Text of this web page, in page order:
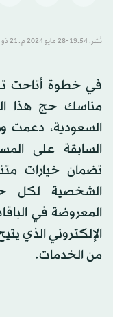
نُشر: 19:54-28 مايو 2024 م ـ 21 ذو القِعدة 1445 هـ
في خطوة أتاحت
مناسك حج هذا
السعودية، دعمت
السابقة على
تضمان خيارات
الشخصية لكل
الإلكتروني الذي
من الخدمات.